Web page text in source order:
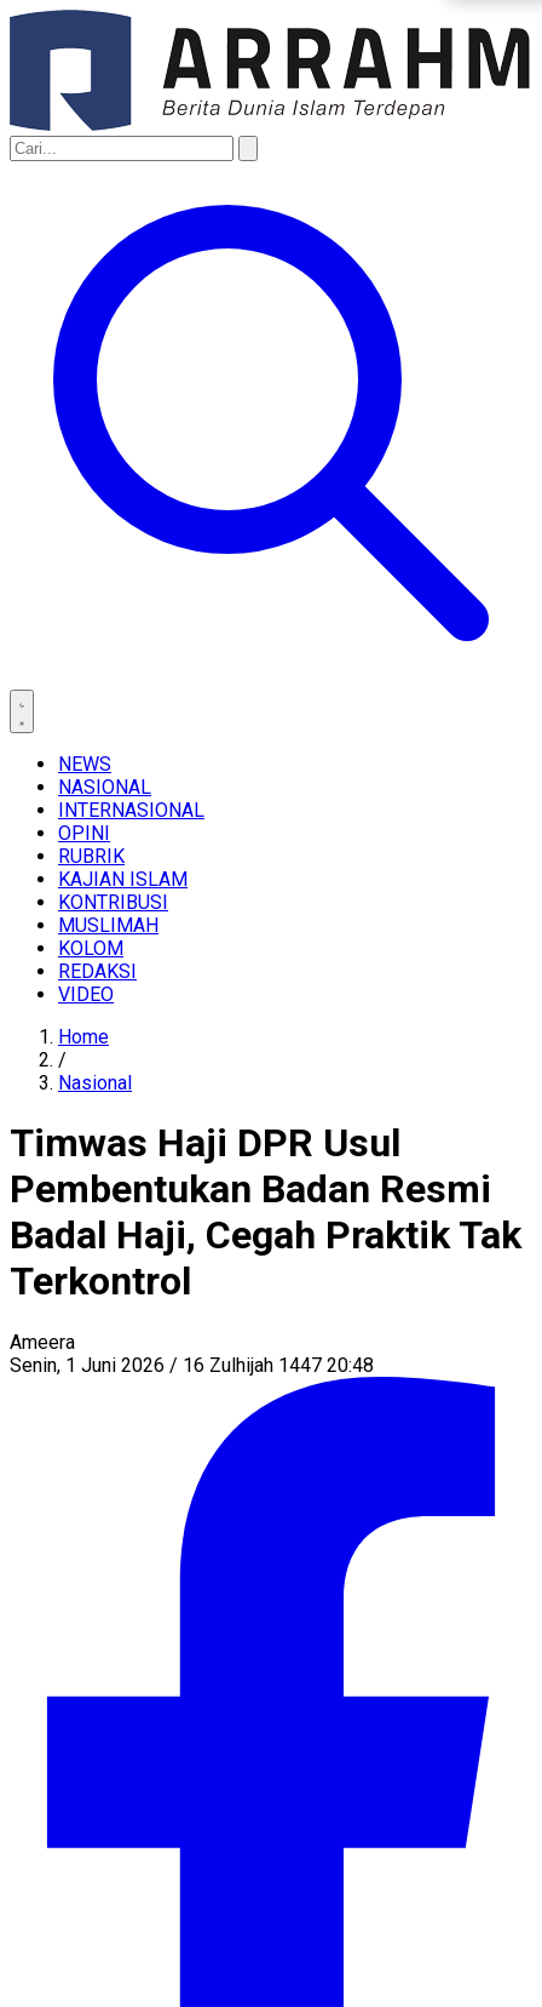
NEWS
NASIONAL
INTERNASIONAL
OPINI
RUBRIK
KAJIAN ISLAM
KONTRIBUSI
MUSLIMAH
KOLOM
REDAKSI
VIDEO
Home
/
Nasional
Timwas Haji DPR Usul
Pembentukan Badan Resmi
Badal Haji, Cegah Praktik Tak
Terkontrol
Ameera
Senin, 1 Juni 2026 / 16 Zulhijah 1447 20:48